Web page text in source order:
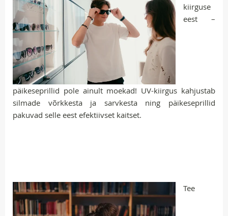
kiirguse
eest –
päikeseprillid pole ainult moekad! UV-kiirgus kahjustab
silmade võrkkesta ja sarvkesta ning päikeseprillid
pakuvad selle eest efektiivset kaitset.
Tee